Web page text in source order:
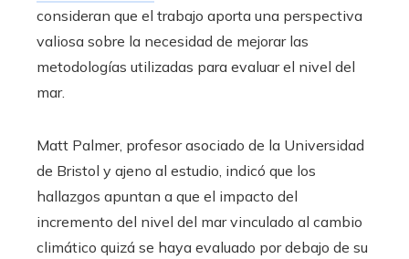
consideran que el trabajo aporta una perspectiva
valiosa sobre la necesidad de mejorar las
metodologías utilizadas para evaluar el nivel del
mar.
Matt Palmer, profesor asociado de la Universidad
de Bristol y ajeno al estudio, indicó que los
hallazgos apuntan a que el impacto del
incremento del nivel del mar vinculado al cambio
climático quizá se haya evaluado por debajo de su